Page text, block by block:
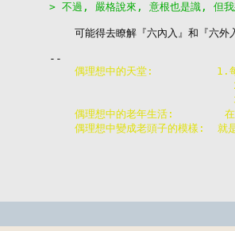
> 不過, 嚴格說來, 意根也是識, 但我
可能得去瞭解『六內入』和『六外
偶理想中的天堂:          1.
2.
3.
偶理想中的老年生活:        在
偶理想中變成老頭子的模樣:  就